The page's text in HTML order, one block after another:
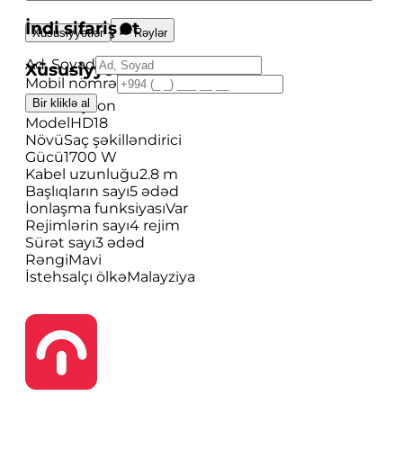
İndi sifariş et
Ad, Soyad
Mobil nömrə
Bir kliklə al
Xüsusiyyətlər Rəylər
Xüsusiyyətlər
BrendDyson
ModelHD18
NövüSaç şəkilləndirici
Gücü1700 W
Kabel uzunluğu2.8 m
Başlıqların sayı5 ədəd
İonlaşma funksiyasıVar
Rejimlərin sayı4 rejim
Sürət sayı3 ədəd
RəngiMavi
İstehsalçı ölkəMalayziya